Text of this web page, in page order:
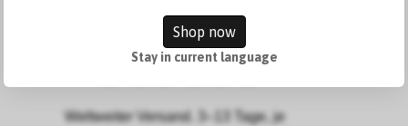
Weltweiter Versand. 3–13 Tage, je
Shop now
Stay in current language